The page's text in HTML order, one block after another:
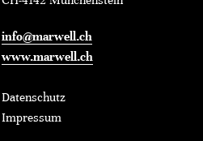
info@marwell.ch
www.marwell.ch
Datenschutz
Impressum